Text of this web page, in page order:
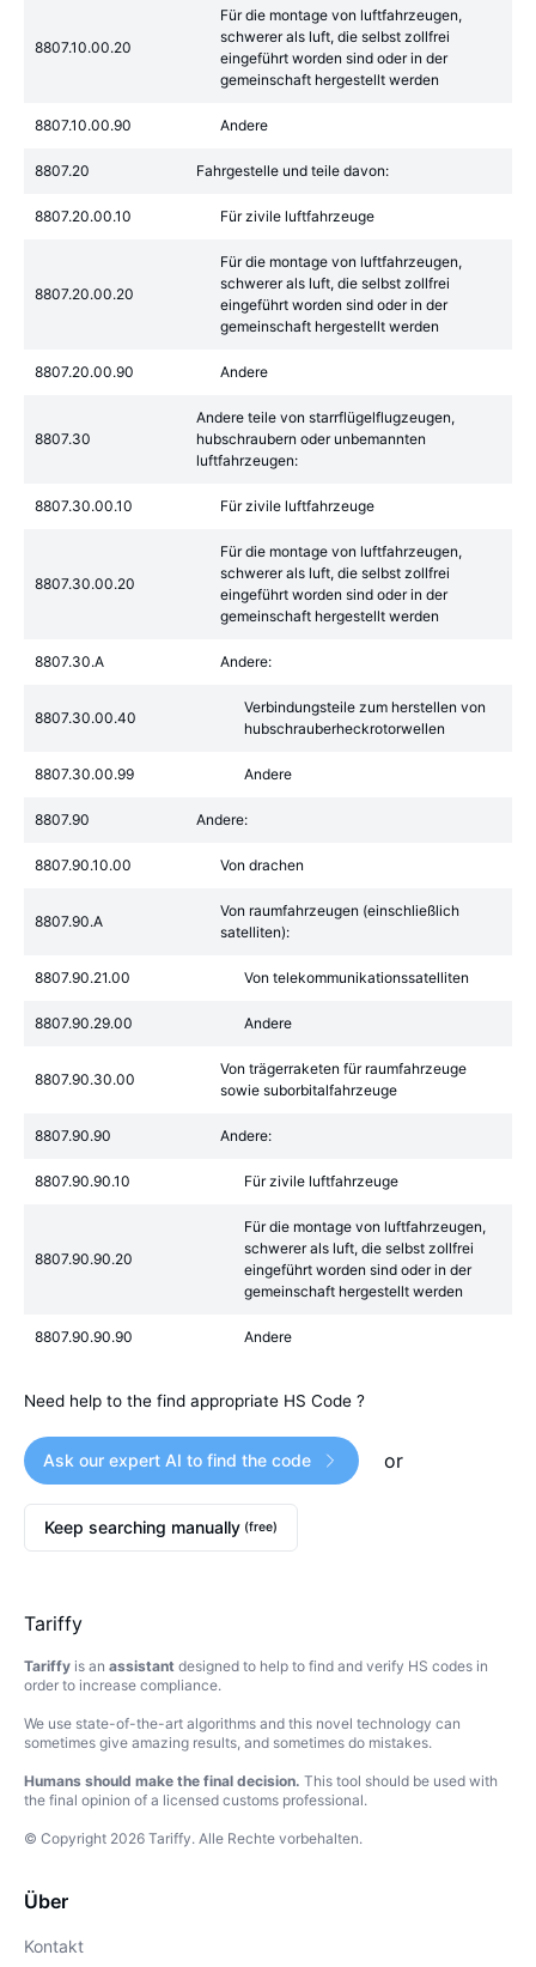
8807.10.00.20
Für die montage von luftfahrzeugen,
schwerer als luft, die selbst zollfrei
eingeführt worden sind oder in der
gemeinschaft hergestellt werden
8807.10.00.90 Andere
8807.20 Fahrgestelle und teile davon:
8807.20.00.10 Für zivile luftfahrzeuge
8807.20.00.20
Für die montage von luftfahrzeugen,
schwerer als luft, die selbst zollfrei
eingeführt worden sind oder in der
gemeinschaft hergestellt werden
8807.20.00.90 Andere
8807.30
Andere teile von starrflügelflugzeugen,
hubschraubern oder unbemannten
luftfahrzeugen:
8807.30.00.10 Für zivile luftfahrzeuge
8807.30.00.20
Für die montage von luftfahrzeugen,
schwerer als luft, die selbst zollfrei
eingeführt worden sind oder in der
gemeinschaft hergestellt werden
8807.30.A Andere:
8807.30.00.40
Verbindungsteile zum herstellen von
hubschrauberheckrotorwellen
8807.30.00.99 Andere
8807.90 Andere:
8807.90.10.00 Von drachen
8807.90.A
Von raumfahrzeugen (einschließlich
satelliten):
8807.90.21.00 Von telekommunikationssatelliten
8807.90.29.00 Andere
8807.90.30.00
Von trägerraketen für raumfahrzeuge
sowie suborbitalfahrzeuge
8807.90.90 Andere:
8807.90.90.10 Für zivile luftfahrzeuge
8807.90.90.20
Für die montage von luftfahrzeugen,
schwerer als luft, die selbst zollfrei
eingeführt worden sind oder in der
gemeinschaft hergestellt werden
8807.90.90.90 Andere
Need help to the find appropriate HS Code ?
Ask our expert AI to find the code or
Keep searching manually (free)
Tariffy
Tariffy is an assistant designed to help to find and verify HS codes in
order to increase compliance.
We use state-of-the-art algorithms and this novel technology can
sometimes give amazing results, and sometimes do mistakes.
Humans should make the final decision. This tool should be used with
the final opinion of a licensed customs professional.
© Copyright 2026 Tariffy. Alle Rechte vorbehalten.
Über
Kontakt